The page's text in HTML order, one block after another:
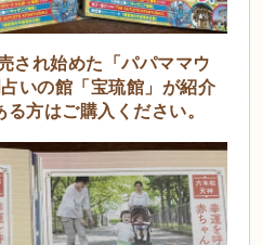
され始めた「パパママウ
いの館「宝琉館」が紹介
方はご購入ください。